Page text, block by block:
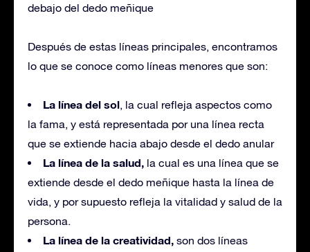
debajo del dedo meñique
Después de estas líneas principales, encontramos
lo que se conoce como líneas menores que son:
La línea del sol, la cual refleja aspectos como
la fama, y está representada por una línea recta
que se extiende hacia abajo desde el dedo anular
La línea de la salud, la cual es una línea que se
extiende desde el dedo meñique hasta la línea de
vida, y por supuesto refleja la vitalidad y salud de la
persona.
La línea de la creatividad, son dos líneas